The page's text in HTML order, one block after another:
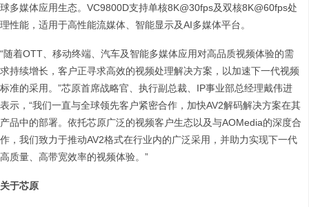
球多媒体应用生态。VC9800D支持单核8K@30fps及双核8K@60fps处
理性能，适用于高性能流媒体、智能显示及AI多媒体平台。
“随着OTT、移动终端、汽车及智能多媒体应用对高品质视频体验的需
求持续增长，客户正寻求高效的视频处理解决方案，以加速下一代视频
标准的采用。”芯原首席战略官、执行副总裁、IP事业部总经理戴伟进
表示，“我们一直与全球领先客户紧密合作，加快AV2解码解决方案在其
产品中的部署。依托芯原广泛的视频客户生态以及与AOMedia的深度合
作，我们致力于推动AV2格式在行业内的广泛采用，并助力实现下一代
高质量、高带宽效率的视频体验。”
关于芯原